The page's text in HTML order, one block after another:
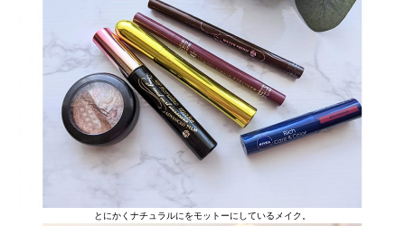
とにかくナチュラルにをモットーにしているメイク。